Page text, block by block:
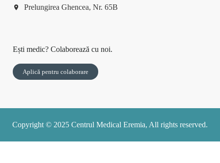
Prelungirea Ghencea, Nr. 65B
Ești medic? Colaborează cu noi.
Aplică pentru colaborare
Copyright © 2025 Centrul Medical Eremia, All rights reserved.